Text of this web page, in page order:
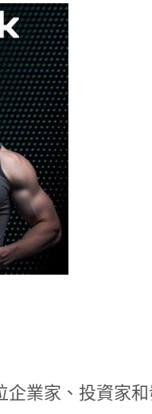
企業家、投資家